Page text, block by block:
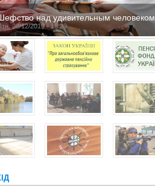
над удивительным человеком
20/12/2019 - 16:29